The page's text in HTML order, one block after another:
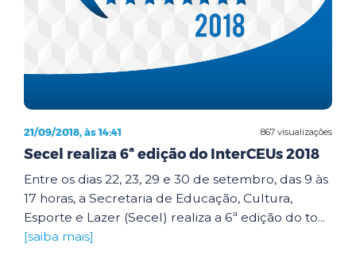
867 visualizações
21/09/2018, às 14:41
Secel realiza 6ª edição do InterCEUs 2018
Entre os dias 22, 23, 29 e 30 de setembro, das 9 às
17 horas, a Secretaria de Educação, Cultura,
Esporte e Lazer (Secel) realiza a 6ª edição do to...
[saiba mais]